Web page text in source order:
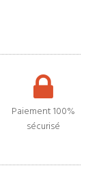
Paiement 100%
sécurisé